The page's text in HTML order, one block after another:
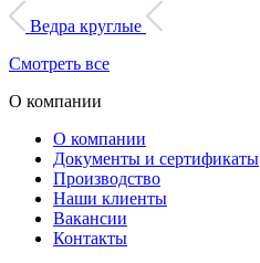
Ведра круглые
Смотреть все
О компании
О компании
Документы и сертификаты
Производство
Наши клиенты
Вакансии
Контакты